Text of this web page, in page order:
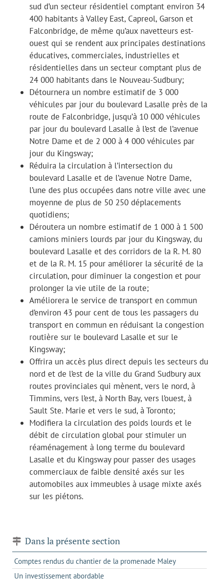
sud d’un secteur résidentiel comptant environ 34
400 habitants à Valley East, Capreol, Garson et
Falconbridge, de même qu’aux navetteurs est-
ouest qui se rendent aux principales destinations
éducatives, commerciales, industrielles et
résidentielles dans un secteur comptant plus de
24 000 habitants dans le Nouveau-Sudbury;
Détournera un nombre estimatif de 3 000
véhicules par jour du boulevard Lasalle près de la
route de Falconbridge, jusqu’à 10 000 véhicules
par jour du boulevard Lasalle à l’est de l’avenue
Notre Dame et de 2 000 à 4 000 véhicules par
jour du Kingsway;
Réduira la circulation à l’intersection du
boulevard Lasalle et de l’avenue Notre Dame,
l’une des plus occupées dans notre ville avec une
moyenne de plus de 50 250 déplacements
quotidiens;
Déroutera un nombre estimatif de 1 000 à 1 500
camions miniers lourds par jour du Kingsway, du
boulevard Lasalle et des corridors de la R. M. 80
et de la R. M. 15 pour améliorer la sécurité de la
circulation, pour diminuer la congestion et pour
prolonger la vie utile de la route;
Améliorera le service de transport en commun
d’environ 43 pour cent de tous les passagers du
transport en commun en réduisant la congestion
routière sur le boulevard Lasalle et sur le
Kingsway;
Offrira un accès plus direct depuis les secteurs du
nord et de l’est de la ville du Grand Sudbury aux
routes provinciales qui mènent, vers le nord, à
Timmins, vers l’est, à North Bay, vers l’ouest, à
Sault Ste. Marie et vers le sud, à Toronto;
Modifiera la circulation des poids lourds et le
débit de circulation global pour stimuler un
réaménagement à long terme du boulevard
Lasalle et du Kingsway pour passer des usages
commerciaux de faible densité axés sur les
automobiles aux immeubles à usage mixte axés
sur les piétons.
Dans la présente section
Comptes rendus du chantier de la promenade Maley
Un investissement abordable